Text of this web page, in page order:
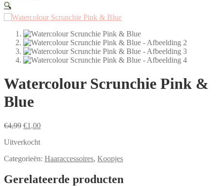
🔍
Watercolour Scrunchie Pink &
Blue
€4,99 Oorspronkelijke
was:
€1,00Huidige
is:
Uitverkocht
Categorieën: Haaraccessoires, Koopjes
Gerelateerde producten